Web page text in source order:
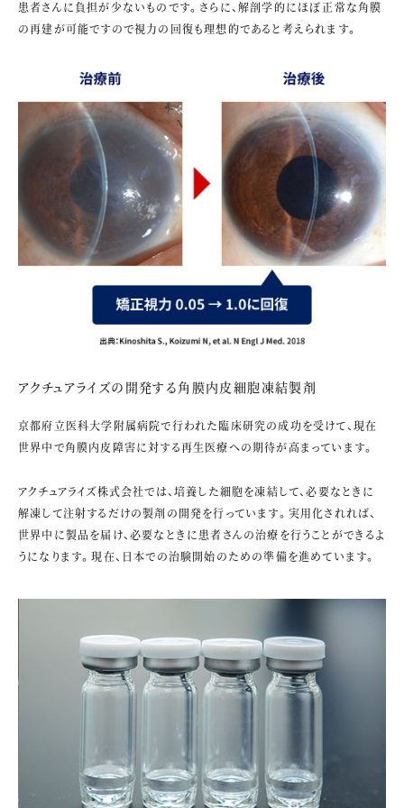
患者さんに負担が少ないものです。さらに、解剖学的にほぼ正常な角膜
の再建が可能ですので視力の回復も理想的であると考えられます。
アクチュアライズの開発する角膜内皮細胞凍結製剤
京都府立医科大学附属病院で行われた臨床研究の成功を受けて、現在
世界中で角膜内皮障害に対する再生医療への期待が高まっています。
アクチュアライズ株式会社では、培養した細胞を凍結して、必要なときに
解凍して注射するだけの製剤の開発を行っています。実用化されれば、
世界中に製品を届け、必要なときに患者さんの治療を行うことができるよ
うになります。現在、日本での治験開始のための準備を進めています。